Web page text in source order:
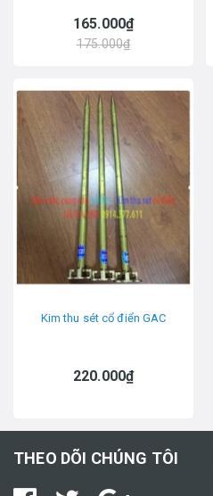
165.000₫
175.000₫
Kim thu sét cổ điển GAC
220.000₫
THEO DÕI CHÚNG TÔI